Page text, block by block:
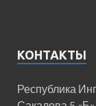
КОНТАКТЫ
Республика